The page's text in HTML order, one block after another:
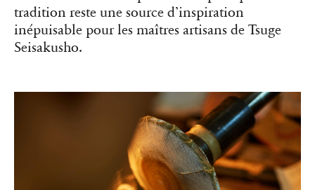
tradition reste une source d’inspiration
inépuisable pour les maîtres artisans de Tsuge
Seisakusho.